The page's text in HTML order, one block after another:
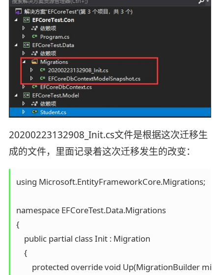
20200223132908_Init.cs文件是根据这次迁移生
成的文件，里面记录着这次迁移发生的改变：
using Microsoft.EntityFrameworkCore.Migrations;
namespace EFCoreTest.Data.Migrations
{
    public partial class Init : Migration
    {
protected override void Up(MigrationBuilder